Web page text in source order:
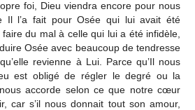
foi, Dieu viendra encore pour nous
Il l’a fait pour Osée qui lui avait été
du mal à celle qui lui a été infidèle,
Osée avec beaucoup de tendresse
revienne à Lui. Parce qu’Il nous
est obligé de régler le degré ou la
nous accorde selon ce que notre cœur
car s’il nous donnait tout son amour,